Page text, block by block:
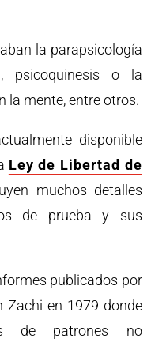
la parapsicología
psicoquinesis o la
la mente, entre otros.
disponible
Ley de Libertad de
muchos detalles
de prueba y sus
publicados por
Zachi en 1979 donde
de patrones no